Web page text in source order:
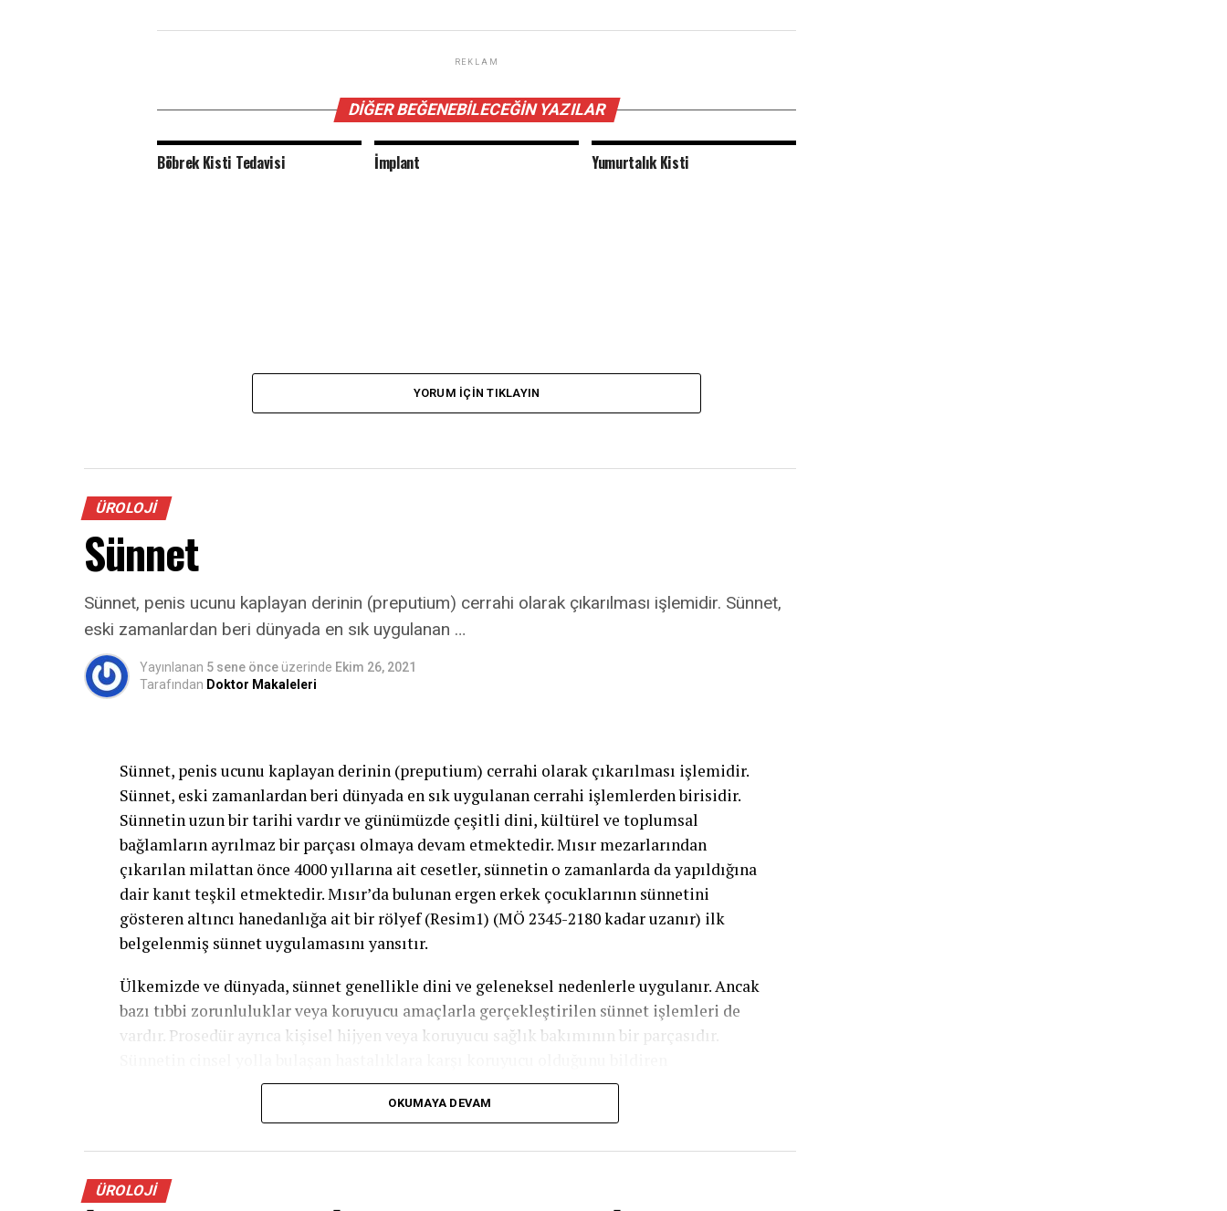
REKLAM
DIĞER BEĞENEBILECEĞIN YAZILAR
Böbrek Kisti Tedavisi İmplant Yumurtalık Kisti
YORUM İÇIN TIKLAYIN
ÜROLOJI
Sünnet
Sünnet, penis ucunu kaplayan derinin (preputium) cerrahi olarak çıkarılması işlemidir. Sünnet,
eski zamanlardan beri dünyada en sık uygulanan …
Yayınlanan 5 sene önce üzerinde Ekim 26, 2021
Tarafından Doktor Makaleleri
Sünnet, penis ucunu kaplayan derinin (preputium) cerrahi olarak çıkarılması işlemidir.
Sünnet, eski zamanlardan beri dünyada en sık uygulanan cerrahi işlemlerden birisidir.
Sünnetin uzun bir tarihi vardır ve günümüzde çeşitli dini, kültürel ve toplumsal
bağlamların ayrılmaz bir parçası olmaya devam etmektedir. Mısır mezarlarından
çıkarılan milattan önce 4000 yıllarına ait cesetler, sünnetin o zamanlarda da yapıldığına
dair kanıt teşkil etmektedir. Mısır’da bulunan ergen erkek çocuklarının sünnetini
gösteren altıncı hanedanlığa ait bir rölyef (Resim1) (MÖ 2345-2180 kadar uzanır) ilk
belgelenmiş sünnet uygulamasını yansıtır.
Ülkemizde ve dünyada, sünnet genellikle dini ve geleneksel nedenlerle uygulanır. Ancak
bazı tıbbi zorunluluklar veya koruyucu amaçlarla gerçekleştirilen sünnet işlemleri de
vardır. Prosedür ayrıca kişisel hijyen veya koruyucu sağlık bakımının bir parçasıdır.
çalışmaların yanısıra, penis kanserinin sünnet olmayan erkeklerde sünnet olan
erkeklere kıyasla daha fazla görüldüğünü bildiren yayınlar mevcuttur.
Sünnetin zamanlaması için farklı görüşler bulunmaktadır. Bilimsel açıdan sünnetin ilk
1 yıl içinde idrar yolu enfeksiyonu riskini 10 kat azalttığı gösterilmiştir. Ancak ilk bir yıl
içinde, özellikle idrar yolu enfeksiyon riski azaltılması gereken grup ise anne karnında
OKUMAYA DEVAM
ÜROLOJI